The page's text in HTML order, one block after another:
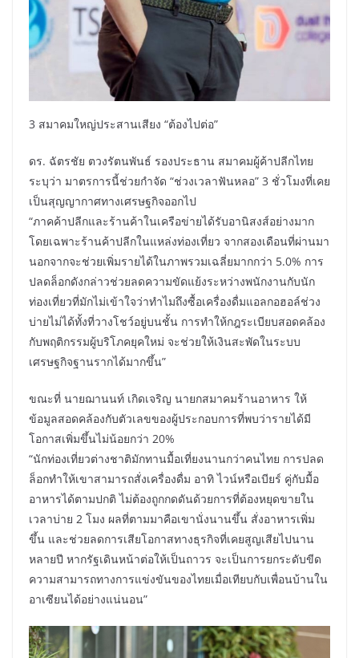
3 สมาคมใหญ่ประสานเสียง “ต้องไปต่อ”
ดร. ฉัตรชัย ตวงรัตนพันธ์ รองประธาน สมาคมผู้ค้าปลีกไทย
ระบุว่า มาตรการนี้ช่วยกำจัด “ช่วงเวลาฟันหลอ” 3 ชั่วโมงที่เคย
เป็นสุญญากาศทางเศรษฐกิจออกไป
“ภาคค้าปลีกและร้านค้าในเครือข่ายได้รับอานิสงส์อย่างมาก
โดยเฉพาะร้านค้าปลีกในแหล่งท่องเที่ยว จากสองเดือนที่ผ่านมา
นอกจากจะช่วยเพิ่มรายได้ในภาพรวมเฉลี่ยมากกว่า 5.0% การ
ปลดล็อกดังกล่าวช่วยลดความขัดแย้งระหว่างพนักงานกับนัก
ท่องเที่ยวที่มักไม่เข้าใจว่าทำไมถึงซื้อเครื่องดื่มแอลกอฮอล์ช่วง
บ่ายไม่ได้ทั้งที่วางโชว์อยู่บนชั้น การทำให้กฎระเบียบสอดคล้อง
กับพฤติกรรมผู้บริโภคยุคใหม่ จะช่วยให้เงินสะพัดในระบบ
เศรษฐกิจฐานรากได้มากขึ้น”
ขณะที่ นายฌานนท์ เกิดเจริญ นายกสมาคมร้านอาหาร ให้
ข้อมูลสอดคล้องกับตัวเลขของผู้ประกอบการที่พบว่ารายได้มี
โอกาสเพิ่มขึ้นไม่น้อยกว่า 20%
“นักท่องเที่ยวต่างชาติมักทานมื้อเที่ยงนานกว่าคนไทย การปลด
ล็อกทำให้เขาสามารถสั่งเครื่องดื่ม อาทิ ไวน์หรือเบียร์ คู่กับมื้อ
อาหารได้ตามปกติ ไม่ต้องถูกกดดันด้วยการที่ต้องหยุดขายใน
เวลาบ่าย 2 โมง ผลที่ตามมาคือเขานั่งนานขึ้น สั่งอาหารเพิ่ม
ขึ้น และช่วยลดการเสียโอกาสทางธุรกิจที่เคยสูญเสียไปนาน
หลายปี หากรัฐเดินหน้าต่อให้เป็นถาวร จะเป็นการยกระดับขีด
ความสามารถทางการแข่งขันของไทยเมื่อเทียบกับเพื่อนบ้านใน
อาเซียนได้อย่างแน่นอน”